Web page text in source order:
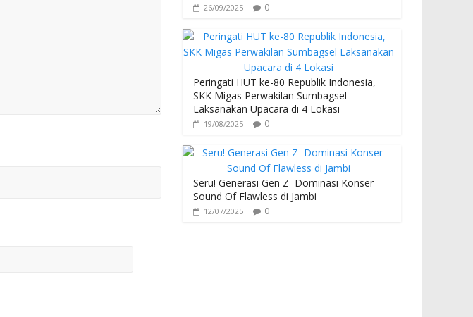
26/09/2025 0
Peringati HUT ke-80 Republik Indonesia,
SKK Migas Perwakilan Sumbagsel
Laksanakan Upacara di 4 Lokasi
19/08/2025 0
Seru! Generasi Gen Z Dominasi Konser
Sound Of Flawless di Jambi
12/07/2025 0